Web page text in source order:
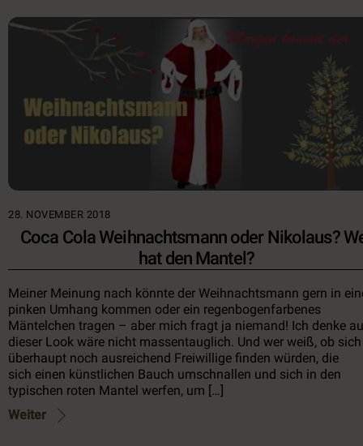
28. NOVEMBER 2018
Coca Cola Weihnachtsmann oder Nikolaus?
hat den Mantel?
Meiner Meinung nach könnte der Weihnachtsmann gern in
pinken Umhang kommen oder ein regenbogenfarbenes
Mäntelchen tragen – aber mich fragt ja niemand! Ich denke
dieser Look wäre nicht massentauglich. Und wer weiß, ob sich
überhaupt noch ausreichend Freiwillige finden würden, die
sich einen künstlichen Bauch umschnallen und sich in den
typischen roten Mantel werfen, um […]
Weiter